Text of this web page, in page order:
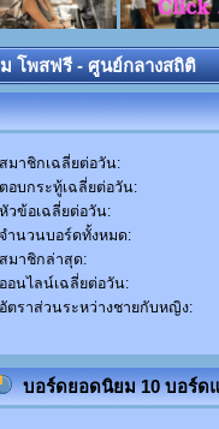
โพสฟรี - ศูนย์กลางสถิติ
สมาชิกเฉลี่ยต่อวัน:
ตอบกระทู้เฉลี่ยต่อวัน:
หัวข้อเฉลี่ยต่อวัน:
จำนวนบอร์ดทั้งหมด:
สมาชิกล่าสุด:
ออนไลน์เฉลี่ยต่อวัน:
อัตราส่วนระหว่างชายกับหญิง:
บอร์ดยอดนิยม 10 บอร์ด